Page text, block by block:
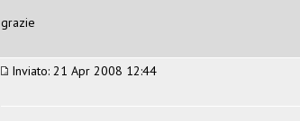
grazie
Inviato: 21 Apr 2008 12:44